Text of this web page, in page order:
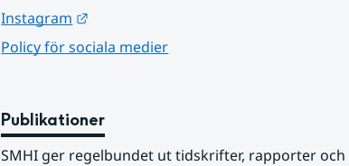
Instagram
Policy för sociala medier
Publikationer
SMHI ger regelbundet ut tidskrifter, rapporter och